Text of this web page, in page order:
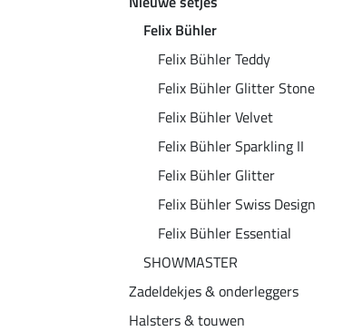
Felix Bühler
Felix Bühler Teddy
Felix Bühler Glitter Stone
Felix Bühler Velvet
Felix Bühler Sparkling II
Felix Bühler Glitter
Felix Bühler Swiss Design
Felix Bühler Essential
SHOWMASTER
Zadeldekjes & onderleggers
Halsters & touwen